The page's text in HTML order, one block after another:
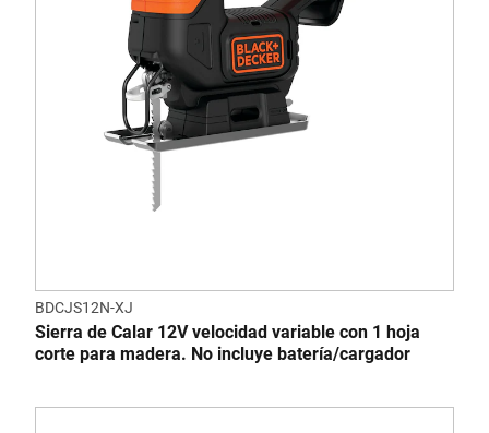
BDCJS12N-XJ
Sierra de Calar 12V velocidad variable con 1 hoja
corte para madera. No incluye batería/cargador